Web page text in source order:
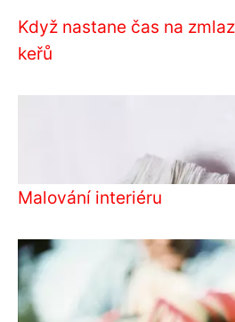
Když nastane čas na
keřů
Malování interiéru